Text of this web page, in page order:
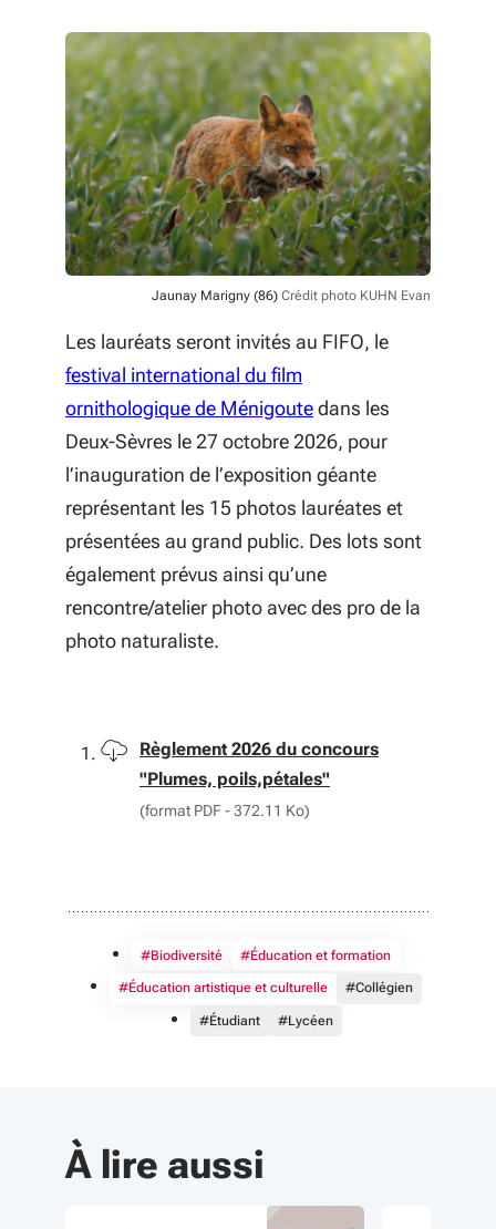
Jaunay Marigny (86) Crédit photo KUHN Evan
Les lauréats seront invités au FIFO, le
festival international du film
ornithologique de Ménigoute(S'ouvre dans une
dans les
Deux-Sèvres le 27 octobre 2026, pour
l’inauguration de l’exposition géante
représentant les 15 photos lauréates et
présentées au grand public. Des lots sont
également prévus ainsi qu’une
rencontre/atelier photo avec des pro de la
photo naturaliste.
Télécharger
Règlement 2026 du concours
"Plumes, poils,pétales"
(format PDF - 372.11 Ko)
#Biodiversité #Éducation et formation
#Éducation artistique et culturelle #Collégien
#Étudiant #Lycéen
À lire aussi